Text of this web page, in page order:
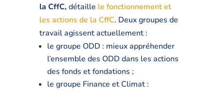
la CffC,détaille le fonctionnement et
les actions de la CffC. Deux groupes de
travail agissent actuellement :
le groupe ODD : mieux appréhender
l’ensemble des ODD dans les actions
des fonds et fondations ;
le groupe Finance et Climat :